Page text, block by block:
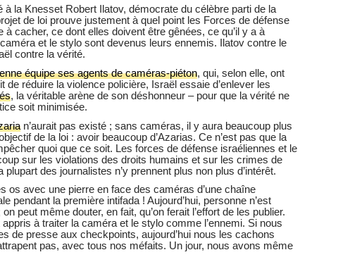
à la Knesset Robert Ilatov, démocrate du célèbre parti de la
de loi prouve justement à quel point les Forces de défense
à cacher, ce dont elles doivent être gênées, ce qu’il y a à
et le stylo sont devenus leurs ennemis. Ilatov contre le
contre la vérité.
équipe ses agents de caméras-piéton, qui, selon elle, ont
de réduire la violence policière, Israël essaie d’enlever les
, la véritable arène de son déshonneur – pour que la vérité ne
soit minimisée.
n’aurait pas existé ; sans caméras, il y aura beaucoup plus
de la loi : avoir beaucoup d’Azarias. Ce n’est pas que la
quoi que ce soit. Les forces de défense israéliennes et le
sur les violations des droits humains et sur les crimes de
des journalistes n’y prennent plus non plus d’intérêt.
os avec une pierre en face des caméras d’une chaîne
pendant la première intifada ! Aujourd’hui, personne n’est
peut même douter, en fait, qu’on ferait l’effort de les publier.
à traiter la caméra et le stylo comme l’ennemi. Si nous
de presse aux checkpoints, aujourd’hui nous les cachons
pas, avec tous nos méfaits. Un jour, nous avons même